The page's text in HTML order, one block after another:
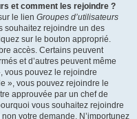
et comment les rejoindre ?
le lien Groupes d’utilisateurs
souhaitez rejoindre un des
sur le bouton approprié.
accès. Certains peuvent
et d’autres peuvent même
vous pouvez le rejoindre
», vous pouvez rejoindre le
approuvée par un chef de
vous souhaitez rejoindre
votre demande. N’importunez